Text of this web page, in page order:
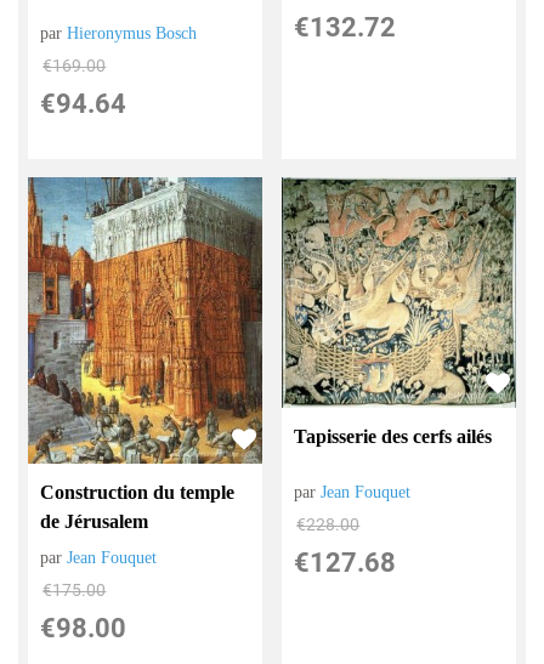
parHieronymus Bosch
€169.00
€94.64
€132.72
Construction du temple
de Jérusalem
parJean Fouquet
€175.00
€98.00
Tapisserie des cerfs ailés
parJean Fouquet
€228.00
€127.68